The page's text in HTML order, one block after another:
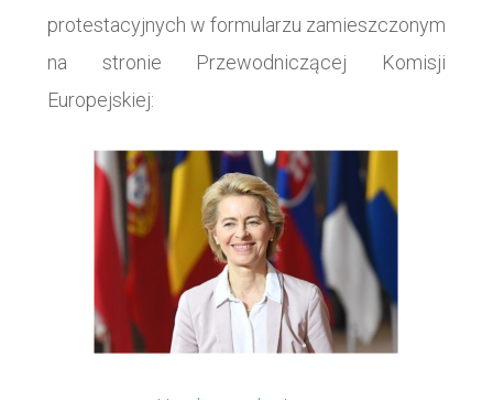
protestacyjnych w formularzu zamieszczonym
na stronie Przewodniczącej Komisji
Europejskiej: